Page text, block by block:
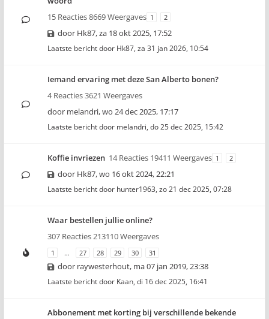
15 Reacties 8669 Weergaves 1 2
door Hk87,za 18 okt 2025, 17:52
Laatste bericht door Hk87, za 31 jan 2026, 10:54
Iemand ervaring met deze San Alberto bonen?
4 Reacties 3621 Weergaves
door melandri,wo 24 dec 2025, 17:17
Laatste bericht door melandri, do 25 dec 2025, 15:42
Koffie invriezen 14 Reacties 19411 Weergaves 1 2
door Hk87,wo 16 okt 2024, 22:21
Laatste bericht door hunter1963, zo 21 dec 2025, 07:28
Waar bestellen jullie online?
307 Reacties 213110 Weergaves
1 … 27 28 29 30 31
door raywesterhout, ma 07 jan 2019, 23:38
Laatste bericht door Kaan, di 16 dec 2025, 16:41
Abbonement met korting bij verschillende bekende